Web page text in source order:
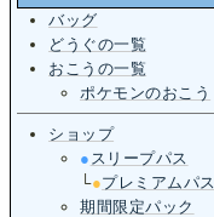
バッグ
どうぐの一覧
おこうの一覧
ポケモンのおこう
ショップ
● スリープパス
└●プレミアムパス
期間限定パック